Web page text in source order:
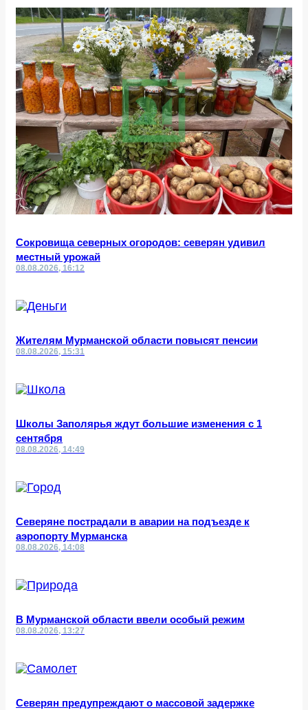
Сокровища северных огородов: северян удивил
местный урожай
08.08.2026, 16:12
Жителям Мурманской области повысят пенсии
08.08.2026, 15:31
Школы Заполярья ждут большие изменения с 1
сентября
08.08.2026, 14:49
Северяне пострадали в аварии на подъезде к
аэропорту Мурманска
08.08.2026, 14:08
В Мурманской области ввели особый режим
08.08.2026, 13:27
Северян предупреждают о массовой задержке